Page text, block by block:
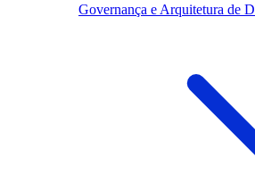
Governança e Arquitetura de